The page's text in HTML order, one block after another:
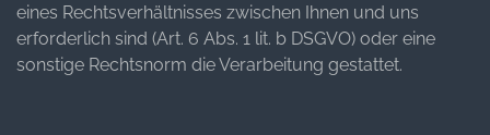
eines Rechtsverhältnisses zwischen Ihnen und uns
erforderlich sind (Art. 6 Abs. 1 lit. b DSGVO) oder eine
sonstige Rechtsnorm die Verarbeitung gestattet.